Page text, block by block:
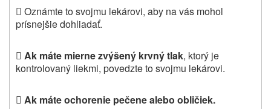
 Oznámte to svojmu lekárovi, aby na vás mohol
prísnejšie dohliadať.
 Ak máte mierne zvýšený krvný tlak, ktorý je
kontrolovaný liekmi, povedzte to svojmu lekárovi.
 Ak máte ochorenie pečene alebo obličiek.